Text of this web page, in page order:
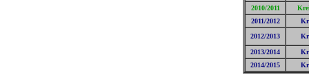
2010/2011
2011/2012
2012/2013
2013/2014
2014/2015